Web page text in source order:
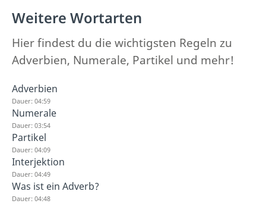
Weitere Wortarten
Hier findest du die wichtigsten Regeln zu
Adverbien, Numerale, Partikel und mehr!
Adverbien
Dauer: 04:59
Numerale
Dauer: 03:54
Partikel
Dauer: 04:09
Interjektion
Dauer: 04:49
Was ist ein Adverb?
Dauer: 04:48